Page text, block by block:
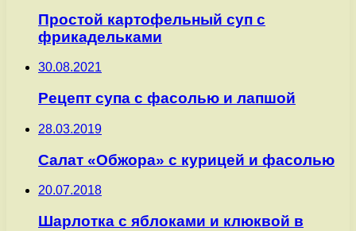
Простой картофельный суп с
фрикадельками
30.08.2021
Рецепт супа с фасолью и лапшой
28.03.2019
Салат «Обжора» с курицей и фасолью
20.07.2018
Шарлотка с яблоками и клюквой в